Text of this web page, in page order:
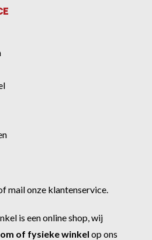
mail onze klantenservice
is een online shop, wij
of fysieke winkel op ons